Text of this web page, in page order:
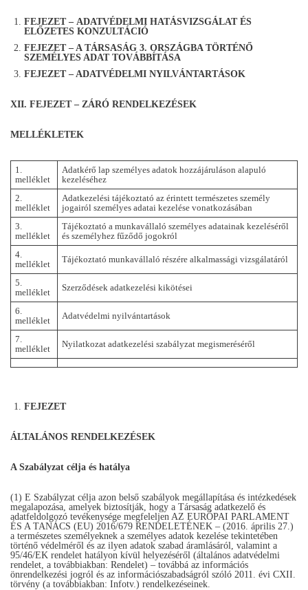
FEJEZET – ADATVÉDELMI HATÁSVIZSGÁLAT ÉS
ELŐZETES KONZULTÁCIÓ
FEJEZET – A TÁRSASÁG 3. ORSZÁGBA TÖRTÉNŐ
SZEMÉLYES ADAT TOVÁBBÍTÁSA
FEJEZET – ADATVÉDELMI NYILVÁNTARTÁSOK
XII. FEJEZET – ZÁRÓ RENDELKEZÉSEK
MELLÉKLETEK
1.
melléklet
Adatkérő lap személyes adatok hozzájáruláson alapuló
kezeléséhez
2.
melléklet
Adatkezelési tájékoztató az érintett természetes személy
jogairól személyes adatai kezelése vonatkozásában
3.
melléklet
Tájékoztató a munkavállaló személyes adatainak kezeléséről
és személyhez fűződő jogokról
4.
melléklet
Tájékoztató munkavállaló részére alkalmassági vizsgálatáról
5.
melléklet
Szerződések adatkezelési kikötései
6.
melléklet
Adatvédelmi nyilvántartások
7.
melléklet
Nyilatkozat adatkezelési szabályzat megismeréséről
FEJEZET
ÁLTALÁNOS RENDELKEZÉSEK
A Szabályzat célja és hatálya
(1) E Szabályzat célja azon belső szabályok megállapítása és intézkedések
megalapozása, amelyek biztosítják, hogy a Társaság adatkezelő és
adatfeldolgozó tevékenysége megfeleljen AZ EURÓPAI PARLAMENT
ÉS A TANÁCS (EU) 2016/679 RENDELETÉNEK – (2016. április 27.)
a természetes személyeknek a személyes adatok kezelése tekintetében
történő védelméről és az ilyen adatok szabad áramlásáról, valamint a
95/46/EK rendelet hatályon kívül helyezéséről (általános adatvédelmi
rendelet, a továbbiakban: Rendelet) – továbbá az információs
önrendelkezési jogról és az információszabadságról szóló 2011. évi CXII.
törvény (a továbbiakban: Infotv.) rendelkezéseinek.